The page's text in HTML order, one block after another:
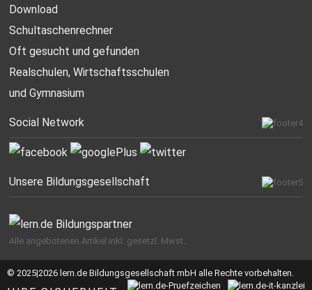
Download
Schultaschenrechner
Oft gesucht und gefunden
Realschulen,Wirtschaftsschulen
und Gymnasium
Social Network
Unsere Bildungsgesellschaft
Alle angebotenen Artikel inkl. gesetzl. Mwst..
© 2025|2026 lern.de Bildungsgesellschaft mbH alle Rechte vorbehalten.